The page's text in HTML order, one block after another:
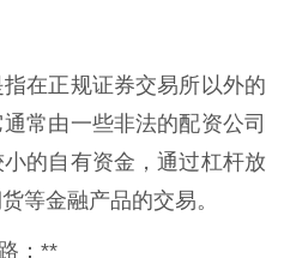
在正规证券交易所以外的
常由一些非法的配资公司
的自有资金，通过杠杆放
等金融产品的交易。
：**